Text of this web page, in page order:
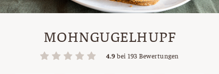
MOHNGUGELHUPF
4.9 bei193 Bewertungen